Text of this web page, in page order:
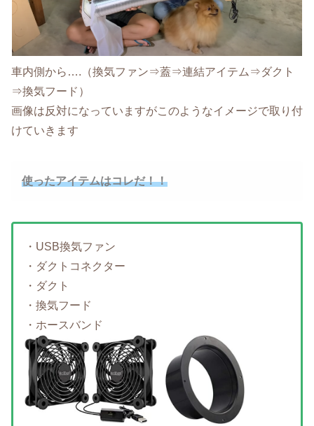
車内側から….（換気ファン⇒蓋⇒連結アイテム⇒ダクト
⇒換気フード）
画像は反対になっていますがこのようなイメージで取り付
けていきます
使ったアイテムはコレだ！！
・USB換気ファン
・ダクトコネクター
・ダクト
・換気フード
・ホースバンド